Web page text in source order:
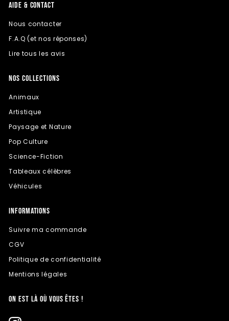
AIDE & CONTACT
Nous contacter
F.A.Q (et nos réponses)
Lire tous les avis
NOS COLLECTIONS
Animaux
Artistique
Paysage et Nature
Pop Culture
Science-Fiction
Tableaux célèbres
Véhicules
INFORMATIONS
Suivre ma commande
CGV
Politique de confidentialité
Mentions légales
ON EST LÀ OÙ VOUS ÊTES !